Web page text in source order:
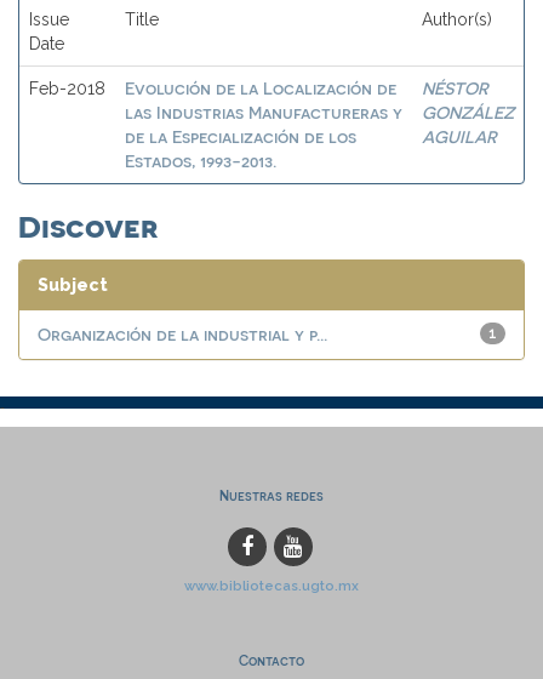
Issue
Date
Title Author(s)
Feb-2018
Evolución de la Localización de
las Industrias Manufactureras y
de la Especialización de los
Estados, 1993-2013.
NÉSTOR
GONZÁLEZ
AGUILAR
Discover
Subject
1
Organización de la industrial y p...
Nuestras redes
www.bibliotecas.ugto.mx
Contacto